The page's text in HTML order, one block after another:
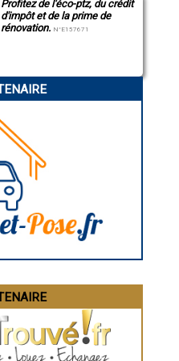
Crécy-la-Chapelle
à Villenoy
à Chessy
Chevry-Cossigny
à Saint-Mard
à Boissise-le-Roi
à Lizy-sur-Ourcq
Germain-sur-Morin
à Thomery
à Annet-sur-Marne
à Pomponne
à Saint-Soupplets
à Montry
à Saint-Mammès
Varennes-sur-Seine
à Boissy-le-Châtel
à Guignes
à Collégien
à Verneuil-l'Étang
Chaumes-en-Brie
à La Rochette
à Servon
Profitez de l'éco-ptz, du crédit
d'impôt et de la prime de
rénovation. N°E157671